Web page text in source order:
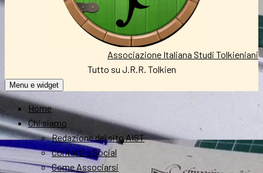
Associazione Italiana Studi Tolkieniani
Tutto su J.R.R. Tolkien
Menu e widget
Home
Chi siamo
Redazione del sito AIST
Contatti e Social
Come Associarsi